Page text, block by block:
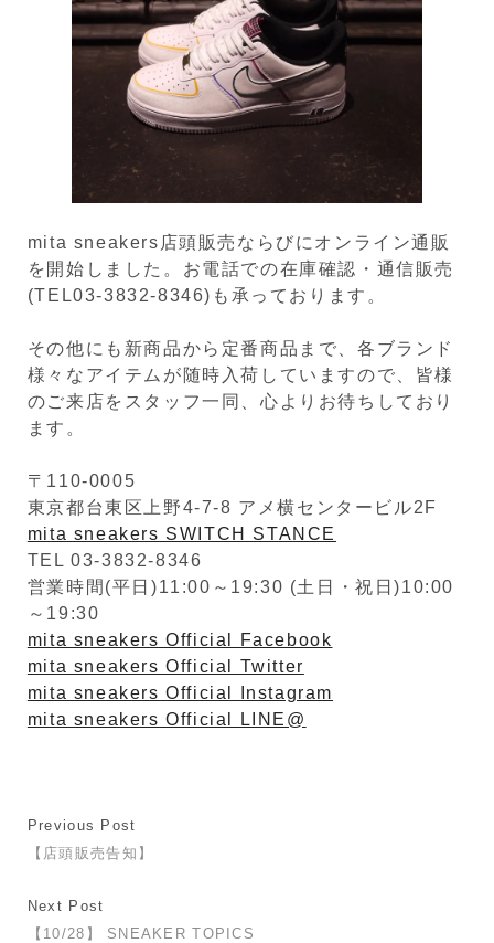
mita sneakers店頭販売ならびにオンライン通販
を開始しました。お電話での在庫確認・通信販売
(TEL03-3832-8346)も承っております。
その他にも新商品から定番商品まで、各ブランド
様々なアイテムが随時入荷していますので、皆様
のご来店をスタッフ一同、心よりお待ちしており
ます。
〒110-0005
東京都台東区上野4-7-8 アメ横センタービル2F
mita sneakers SWITCH STANCE
TEL 03-3832-8346
営業時間(平日)11:00～19:30 (土日・祝日)10:00
～19:30
mita sneakers Official Facebook
mita sneakers Official Twitter
mita sneakers Official Instagram
mita sneakers Official LINE@
Previous Post
【店頭販売告知】
Next Post
【10/28】 SNEAKER TOPICS